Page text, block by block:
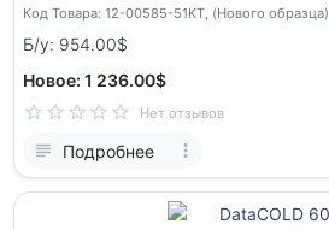
Код Товара: 12-00585-51KT, (Нового образца)
Б/у: 954.00$
Новое: 1 236.00$
Нет отзывов
Подробнее